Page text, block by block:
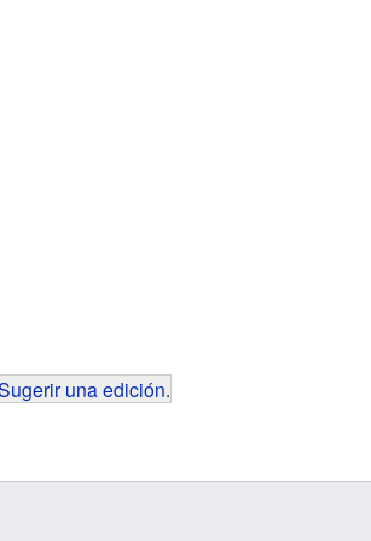
una edición.